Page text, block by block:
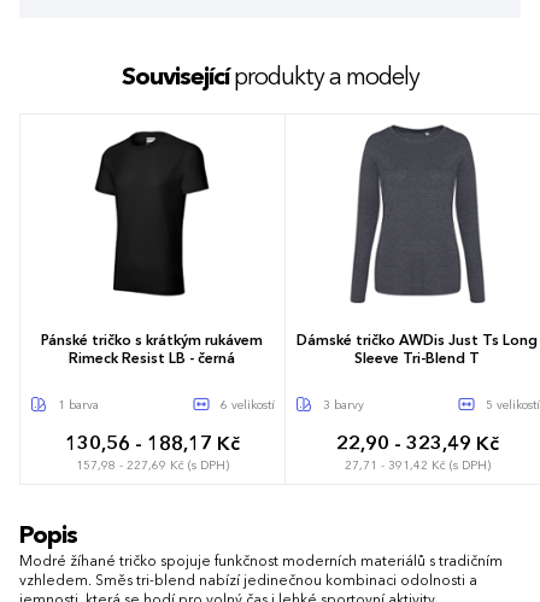
Souvisejícíprodukty a modely
Pánské tričko s krátkým rukávem
Rimeck Resist LB - černá
1 barva 6 velikostí
130,56 - 188,17 Kč
157,98 - 227,69 Kč (s DPH)
S
Dámské tričko AWDis Just Ts Long
Sleeve Tri-Blend T
3 barvy 5 velikostí
22,90 - 323,49 Kč
27,71 - 391,42 Kč (s DPH)
Popis
Modré žíhané tričko spojuje funkčnost moderních materiálů s tradičním
vzhledem. Směs tri-blend nabízí jedinečnou kombinaci odolnosti a